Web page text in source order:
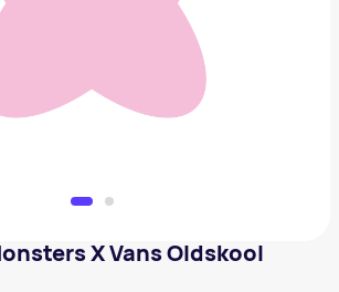
The Monsters X Vans Oldskool
X Vans Oldskool